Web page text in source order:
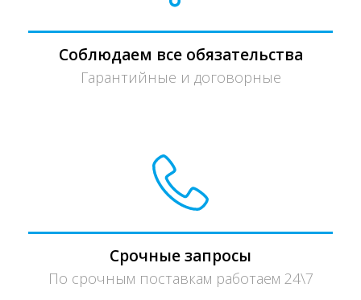
Соблюдаем все обязательства
Гарантийные и договорные
Срочные запросы
По срочным поставкам работаем 24\7